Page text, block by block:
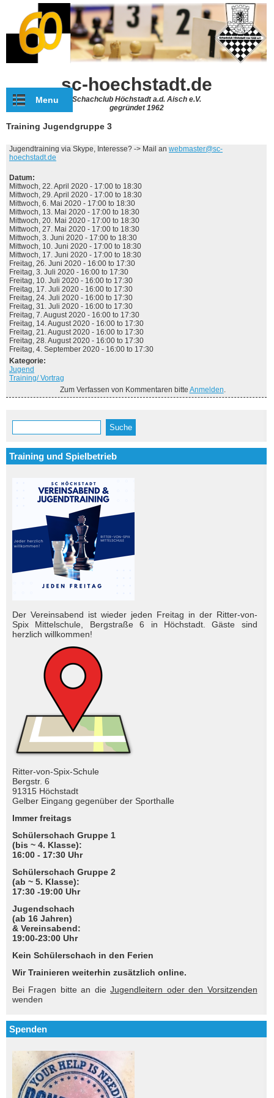
Direkt zum Inhalt
sc-hoechstadt.de
Schachclub Höchstadt a.d. Aisch e.V.
gegründet 1962
Menu
Training Jugendgruppe 3
Jugendtraining via Skype, Interesse? -> Mail an webmaster@sc-
hoechstadt.de
Datum:
Mittwoch, 22. April 2020 - 17:00 to 18:30
Mittwoch, 29. April 2020 - 17:00 to 18:30
Mittwoch, 6. Mai 2020 - 17:00 to 18:30
Mittwoch, 13. Mai 2020 - 17:00 to 18:30
Mittwoch, 20. Mai 2020 - 17:00 to 18:30
Mittwoch, 27. Mai 2020 - 17:00 to 18:30
Mittwoch, 3. Juni 2020 - 17:00 to 18:30
Mittwoch, 10. Juni 2020 - 17:00 to 18:30
Mittwoch, 17. Juni 2020 - 17:00 to 18:30
Freitag, 26. Juni 2020 - 16:00 to 17:30
Freitag, 3. Juli 2020 - 16:00 to 17:30
Freitag, 10. Juli 2020 - 16:00 to 17:30
Freitag, 17. Juli 2020 - 16:00 to 17:30
Freitag, 24. Juli 2020 - 16:00 to 17:30
Freitag, 31. Juli 2020 - 16:00 to 17:30
Freitag, 7. August 2020 - 16:00 to 17:30
Freitag, 14. August 2020 - 16:00 to 17:30
Freitag, 21. August 2020 - 16:00 to 17:30
Freitag, 28. August 2020 - 16:00 to 17:30
Freitag, 4. September 2020 - 16:00 to 17:30
Kategorie:
Jugend
Training/ Vortrag
Zum Verfassen von Kommentaren bitte Anmelden.
Suchformular
Suche
Training und Spielbetrieb
Der Vereinsabend ist wieder jeden Freitag in der Ritter-von-
Spix Mittelschule, Bergstraße 6 in Höchstadt. Gäste sind
herzlich will­kom­men!
Ritter-von-Spix-Schule
Bergstr. 6
91315 Höchstadt
Gelber Eingang gegenüber der Sporthalle
Immer freitags
Schülerschach Gruppe 1
(bis ~ 4. Klasse):
16:00 - 17:30 Uhr
Schülerschach Gruppe 2
(ab ~ 5. Klasse):
17:30 -19:00 Uhr
Jugendschach
(ab 16 Jahren)
& Vereinsabend:
19:00-23:00 Uhr
Kein Schülerschach in den Ferien
Wir Trainieren weiterhin zusätzlich online.
Bei Fragen bitte an dieJugendleitern oder den Vorsitzenden
wenden
Spenden